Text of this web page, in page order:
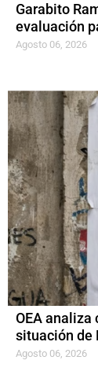
Garabito
evaluación
Agosto 06, 2026
OEA analiza
situación de
Agosto 06, 2026